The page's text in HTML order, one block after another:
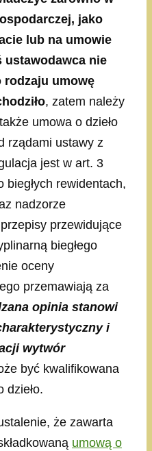
jako
lub na umowie
nie
rodzaju umowę
, zatem należy
umowa o dzieło
rządami ustawy z
jest w art. 3
biegłych rewidentach,
nadzorze
przewidujące
biegłego
oceny
przemawiają za
opinia stanowi
i
wytwór
być kwalifikowana
dzieło.
że zawarta
umową o